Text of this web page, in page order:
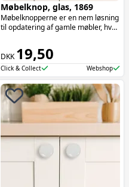
Møbelknop, glas, 1869
Møbelknopperne er en nem løsning
til opdatering af gamle møbler, hvor
oplagte at bruge på skuffer.
DKK19,50
Click & Collect Webshop